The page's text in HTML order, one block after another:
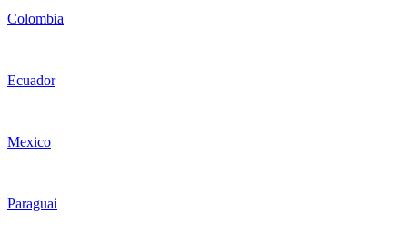
Colombia
Ecuador
Mexico
Paraguai